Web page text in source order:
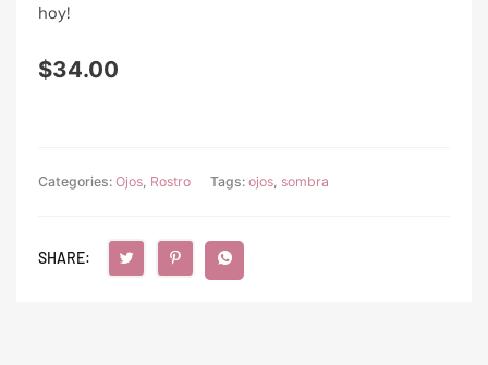
hoy!
$34.00
Categories: Ojos Rostro Tags: ojos sombra
SHARE: